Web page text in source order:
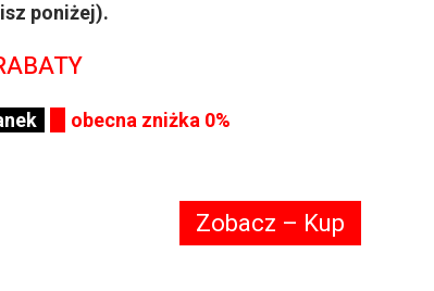
poniżej).
obecna zniżka 0%
Zobacz – Kup